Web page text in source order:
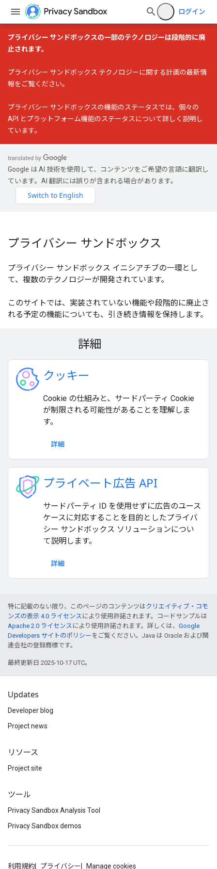
ログイン
プライバシー サンドボックスの一部のテクノロジーは段階的に廃
止されます。
プライバシー サンドボックス テクノロジーに関する計画の最新情
報をご覧ください。
プライバシー サンドボックスの機能のステータスでは、個々の
API とプラットフォーム機能のステータスについて詳しく説明し
ています。
Google は AI 技術を使用して、コンテンツをご希望の言語に翻訳し
ています。AI 翻訳には誤りが含まれる場合があります。
プライバシー サンドボックス
プライバシー サンドボックス イニシアチブの一環とし
て、複数のテクノロジーが開発されています。
このサイトでは、実装されていない機能や段階的に廃止さ
れる予定の機能についても、引き続き情報を保持します。
詳細
クッキー
Cookie の仕組みと、サードパーティ Cookie
が制限される可能性があることを理解しま
す。
詳細
プライベート広告 API
サードパーティ ID を使用せずに広告のユース
ケースに対応することを目的としたプライバ
シー サンドボックス ソリューションについ
て説明します。
詳細
特に記載のない限り、このページのコンテンツはクリエイティブ・コモ
ンズの表示 4.0 ライセンス により使用許諾されます。コードサンプルは
Apache 2.0 ライセンス により使用許諾されます。詳しくは、 Google
Developers サイトのポリシー をご覧ください。Java は Oracle および関
連会社の登録商標です。
最終更新日 2025-10-17 UTC。
Updates
Developer blog
Project news
リソース
Project site
ツール
Privacy Sandbox Analysis Tool
Privacy Sandbox demos
利用規約 プライバシー Manage cookies